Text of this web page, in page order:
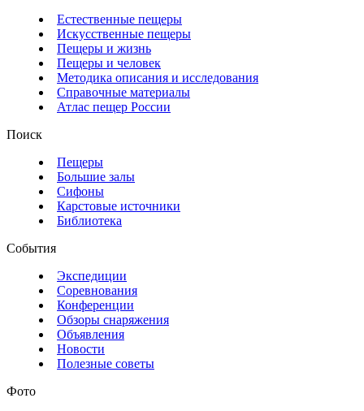
Естественные пещеры
Искусственные пещеры
Пещеры и жизнь
Пещеры и человек
Методика описания и исследования
Справочные материалы
Атлас пещер России
Поиск
Пещеры
Большие залы
Сифоны
Карстовые источники
Библиотека
События
Экспедиции
Соревнования
Конференции
Обзоры снаряжения
Объявления
Новости
Полезные советы
Фото